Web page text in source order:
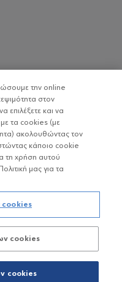
ΑΠΟΔΟΣΗ ΚΑΙ ΟΙ
ΔΙΑΣΦΑΛΙΖΟΥΝ ΤΙΣ
ΑΕΔΑΚ
Δεδομένων
την online
στον
επιλέξετε και να
με τα cookies (με
ακολουθώντας τον
κάποιο cookie
τη χρήση αυτού
μας για τα
cookies
cookies
cookies